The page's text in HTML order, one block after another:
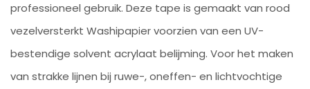
professioneel gebruik. Deze tape is gemaakt van rood
vezelversterkt Washipapier voorzien van een UV-
bestendige solvent acrylaat belijming. Voor het maken
van strakke lijnen bij ruwe-, oneffen- en lichtvochtige